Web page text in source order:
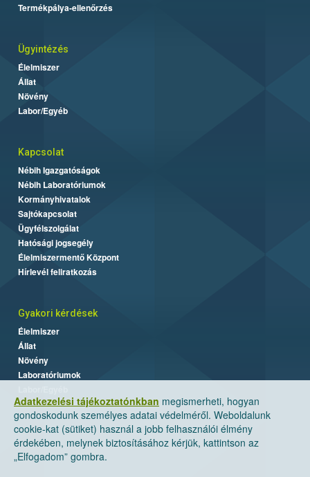
Adatkezelési tájékoztatónkban megismerheti, hogyan
gondoskodunk személyes adatai védelméről. Weboldalunk
cookie-kat (sütiket) használ a jobb felhasználói élmény
érdekében, melynek biztosításához kérjük, kattintson az
„Elfogadom” gombra.
Termékpálya-ellenőrzés
Ügyintézés
Élelmiszer
Állat
Növény
Labor/Egyéb
Kapcsolat
Nébih Igazgatóságok
Nébih Laboratóriumok
Kormányhivatalok
Sajtókapcsolat
Ügyfélszolgálat
Hatósági jogsegély
Élelmiszermentő Központ
Hírlevél feliratkozás
Gyakori kérdések
Élelmiszer
Állat
Növény
Laboratóriumok